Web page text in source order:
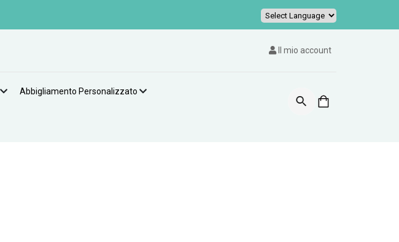
Powered by
Il mio account
Abbigliamento Personalizzato